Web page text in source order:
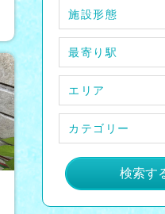
施設形態
最寄り駅
エリア
カテゴリー